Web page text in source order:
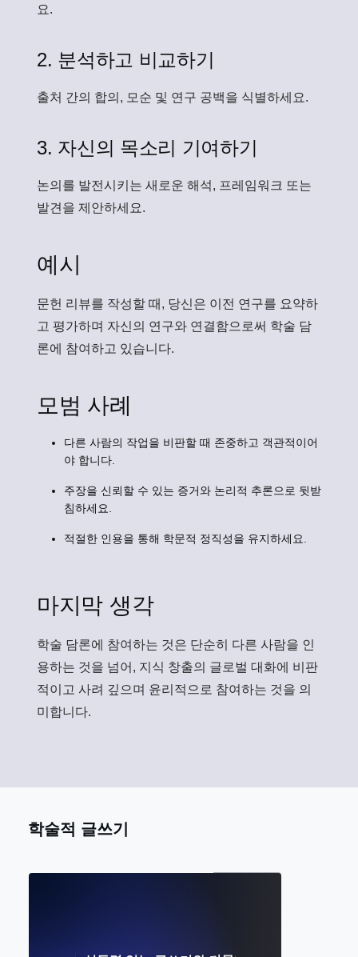
요.
2. 분석하고 비교하기
출처 간의 합의, 모순 및 연구 공백을 식별하세요.
3. 자신의 목소리 기여하기
논의를 발전시키는 새로운 해석, 프레임워크 또는
발견을 제안하세요.
예시
문헌 리뷰를 작성할 때, 당신은 이전 연구를 요약하
고 평가하며 자신의 연구와 연결함으로써 학술 담
론에 참여하고 있습니다.
모범 사례
다른 사람의 작업을 비판할 때 존중하고 객관적이어
야 합니다.
주장을 신뢰할 수 있는 증거와 논리적 추론으로 뒷받
침하세요.
적절한 인용을 통해 학문적 정직성을 유지하세요.
마지막 생각
학술 담론에 참여하는 것은 단순히 다른 사람을 인
용하는 것을 넘어, 지식 창출의 글로벌 대화에 비판
적이고 사려 깊으며 윤리적으로 참여하는 것을 의
미합니다.
학술적 글쓰기